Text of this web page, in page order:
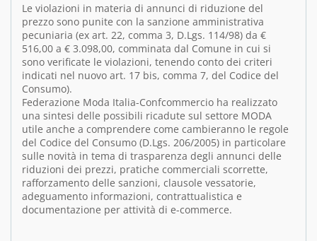
Le violazioni in materia di annunci di riduzione del
prezzo sono punite con la sanzione amministrativa
pecuniaria (ex art. 22, comma 3, D.Lgs. 114/98) da €
516,00 a € 3.098,00, comminata dal Comune in cui si
sono verificate le violazioni, tenendo conto dei criteri
indicati nel nuovo art. 17 bis, comma 7, del Codice del
Consumo).
Federazione Moda Italia-Confcommercio ha realizzato
una sintesi delle possibili ricadute sul settore MODA
utile anche a comprendere come cambieranno le regole
del Codice del Consumo (D.Lgs. 206/2005) in particolare
sulle novità in tema di trasparenza degli annunci delle
riduzioni dei prezzi, pratiche commerciali scorrette,
rafforzamento delle sanzioni, clausole vessatorie,
adeguamento informazioni, contrattualistica e
documentazione per attività di e-commerce.